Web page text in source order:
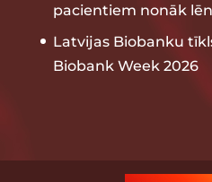
pacientiem nonāk
Latvijas Biobanku
Biobank Week 2026